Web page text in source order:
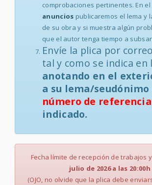
comprobaciones pertinentes. En el
anuncios publicaremos el lema y
de su obra y si muestra algún
que el autor tenga tiempo a
Envíe la plica por
tal y como se indica en
anotando en el
a su lema/seudónimo
número de referencia
indicado.
Fecha límite de recepción de trabajos
julio de 2026 a las 20:00h
(OJO, no olvide que la plica debe